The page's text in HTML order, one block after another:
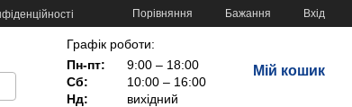
Порівняння Бажання Вхід
Графік роботи:
Пн-пт:
9:00 – 18:00
Сб:
10:00 – 16:00
Нд:
вихідний
Мій кошик